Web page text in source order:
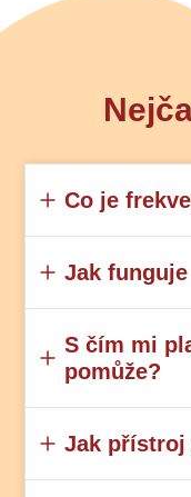
Co je
Jak
S čím mi
pomůže?
Jak